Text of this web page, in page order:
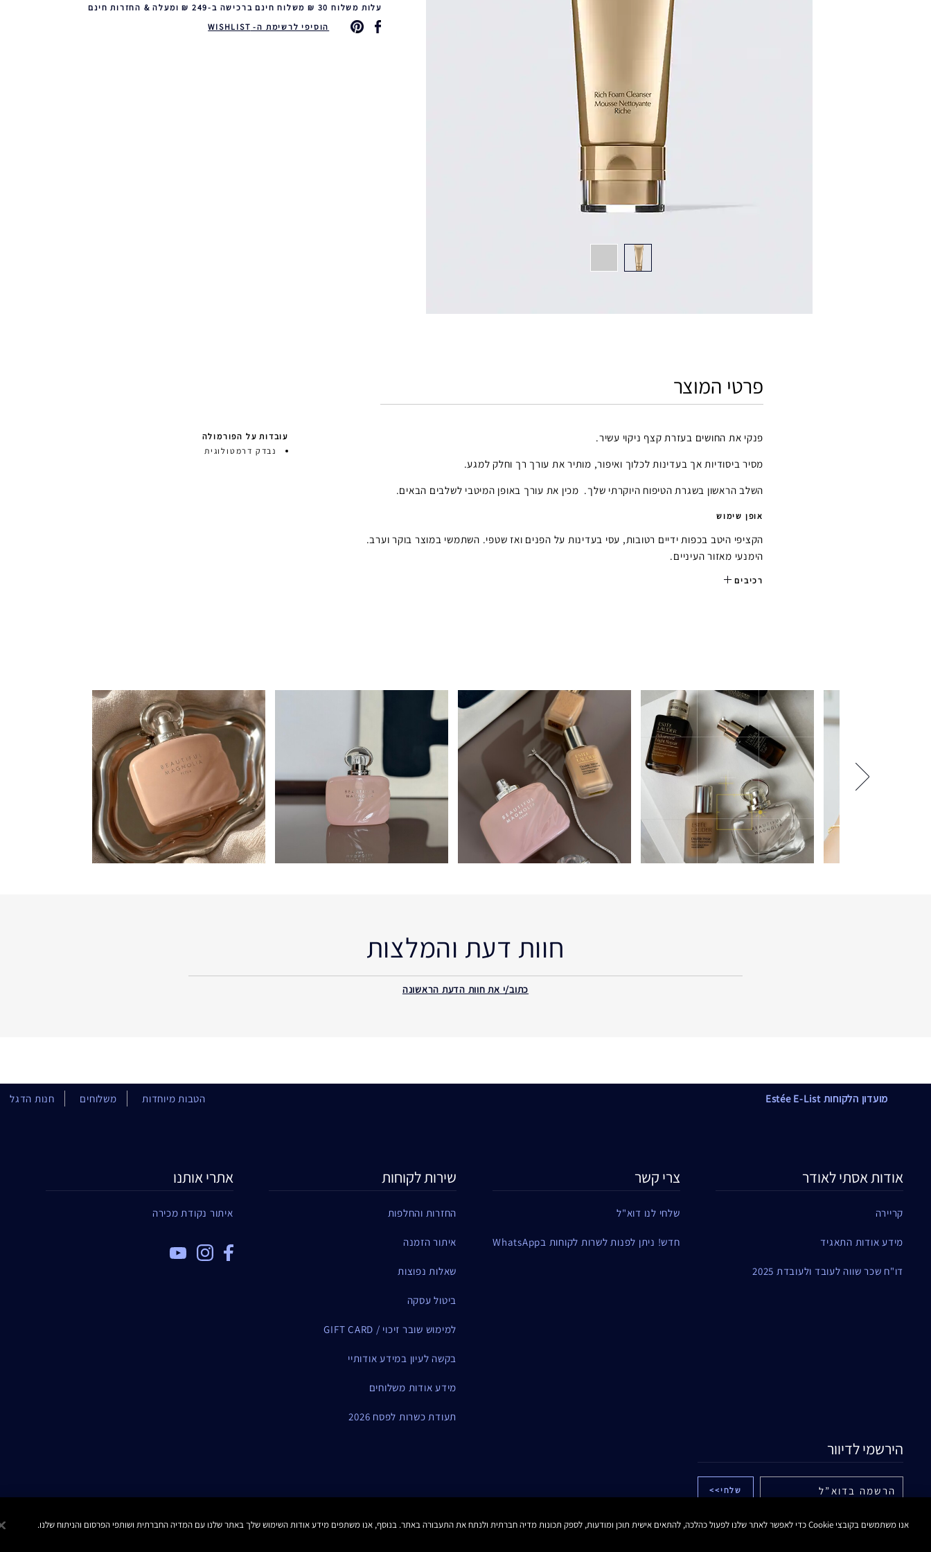
עלות משלוח 30 ₪ משלוח חינם ברכישה ב-249 ₪ ומעלה & החזרות חינם
הוסיפי לרשימת ה- WISHLIST
פרטי המוצר
פנקי את החושים בעזרת קצף ניקוי עשיר.
מסיר ביסודיות אך בעדינות לכלוך ואיפור, מותיר את עורך רך וחלק למגע.
השלב הראשון בשגרת הטיפוח היוקרתי שלך. מכין את עורך באופן המיטבי לשלבים הבאים.
אופן שימוש
הקציפי היטב בכפות ידיים רטובות, עסי בעדינות על הפנים ואז שטפי. השתמשי במוצר בוקר וערב.
הימנעי מאזור העיניים.
רכיבים
עובדות על הפורמולה
נבדק דרמטולוגית
חוות דעת והמלצות
כתוב/י את חוות הדעת הראשונה
מועדון הלקוחות Estée E-List הטבות מיוחדות משלוחים חנות הדגל
אודות אסתי לאודר
קריירה
מידע אודות התאגיד
דו"ח שכר שווה לעובד ולעובדת 2025
צרי קשר
שלחי לנו דוא"ל
חדש! ניתן לפנות לשרות לקוחות בWhatsApp
שירות לקוחות
החזרות והחלפות
איתור הזמנה
שאלות נפוצות
ביטול עסקה
למימוש שובר זיכוי / GIFT CARD
בקשה לעיון במידע אודותיי
מידע אודות משלוחים
תעודת כשרות לפסח 2026
אתרי אותנו
איתור נקודת מכירה
הירשמי לדיוור
אני מאשר/ת לחברת אלקליל בע"מ לשלוח לי
עדכונים והטבות באמצעים דיגיטליים לרבות דוא"ל
אנו משתמשים בקובצי Cookie כדי לאפשר לאתר שלנו לפעול כהלכה, להתאים אישית תוכן ומודעות, לספק תכונות מדיה חברתית ולנתח את התעבורה באתר. בנוסף, אנו משתפים מידע אודות השימוש שלך באתר שלנו עם המדיה החברתית ושותפי הפרסום והניתוח שלנו.